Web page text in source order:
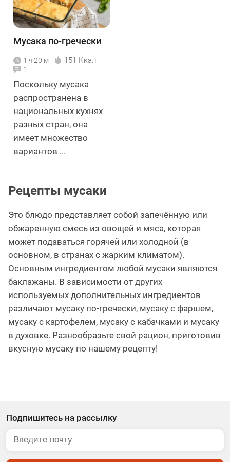
Мусака по-гречески
1 ч 20 м 151 Ккал
1
Поскольку мусака
распространена в
национальных кухнях
разных стран, она
имеет множество
вариантов ...
Рецепты мусаки
Это блюдо представляет собой запечённую или
обжаренную смесь из овощей и мяса, которая
может подаваться горячей или холодной (в
основном, в странах с жарким климатом).
Основным ингредиентом любой мусаки являются
баклажаны. В зависимости от других
используемых дополнительных ингредиентов
различают мусаку по-гречески, мусаку с фаршем,
мусаку с картофелем, мусаку с кабачками и мусаку
в духовке. Разнообразьте свой рацион, приготовив
вкусную мусаку по нашему рецепту!
Подпишитесь на рассылку